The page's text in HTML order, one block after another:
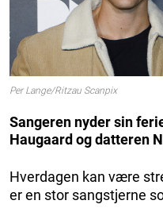
Per Lange/Ritzau Scanpix
Sangeren nyder sin
Haugaard og datteren
Hverdagen kan være
er en stor sangstjerne